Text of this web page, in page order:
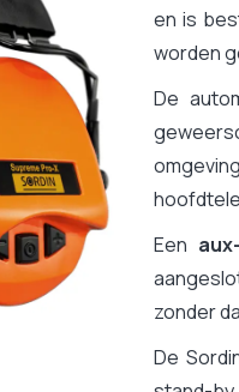
opbergen
en is
worden
De
Een
zonder
De